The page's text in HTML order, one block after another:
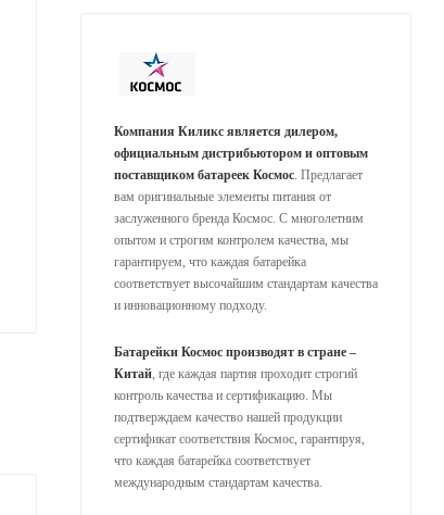
Компания Киликс является дилером,
официальным дистрибьютором и оптовым
поставщиком батареек Космос . Предлагает
вам оригинальные элементы питания от
заслуженного бренда Космос. С многолетним
опытом и строгим контролем качества, мы
гарантируем, что каждая батарейка
соответствует высочайшим стандартам качества
и инновационному подходу.
Батарейки Космос производят в стране –
Китай, где каждая партия проходит строгий
контроль качества и сертификацию. Мы
подтверждаем качество нашей продукции
сертификат соответствия Космос, гарантируя,
что каждая батарейка соответствует
международным стандартам качества.